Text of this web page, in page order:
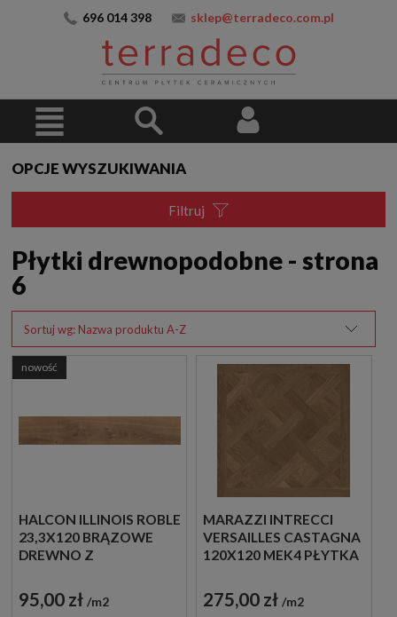
696 014 398 sklep@terradeco.com.pl
OPCJE WYSZUKIWANIA
Filtruj
Płytki drewnopodobne - strona
6
Sortuj wg: Nazwa produktu A-Z
HALCON ILLINOIS ROBLE
23,3X120 BRĄZOWE
DREWNO Z
95,00 zł m2
nowość
MARAZZI INTRECCI
VERSAILLES CASTAGNA
120X120 MEK4 PŁYTKA
275,00 zł m2